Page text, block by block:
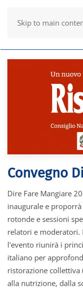
Skip to main
Convegno
Dire Fare Mangiare
inaugurale e
rotonde e sessioni
relatori e moderatori.
l'evento riunirà i
italiano per
ristorazione collettiva
alla nutrizione, dalla